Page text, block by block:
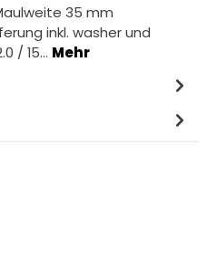
35 mm
inkl. washer und
/ 15… Mehr